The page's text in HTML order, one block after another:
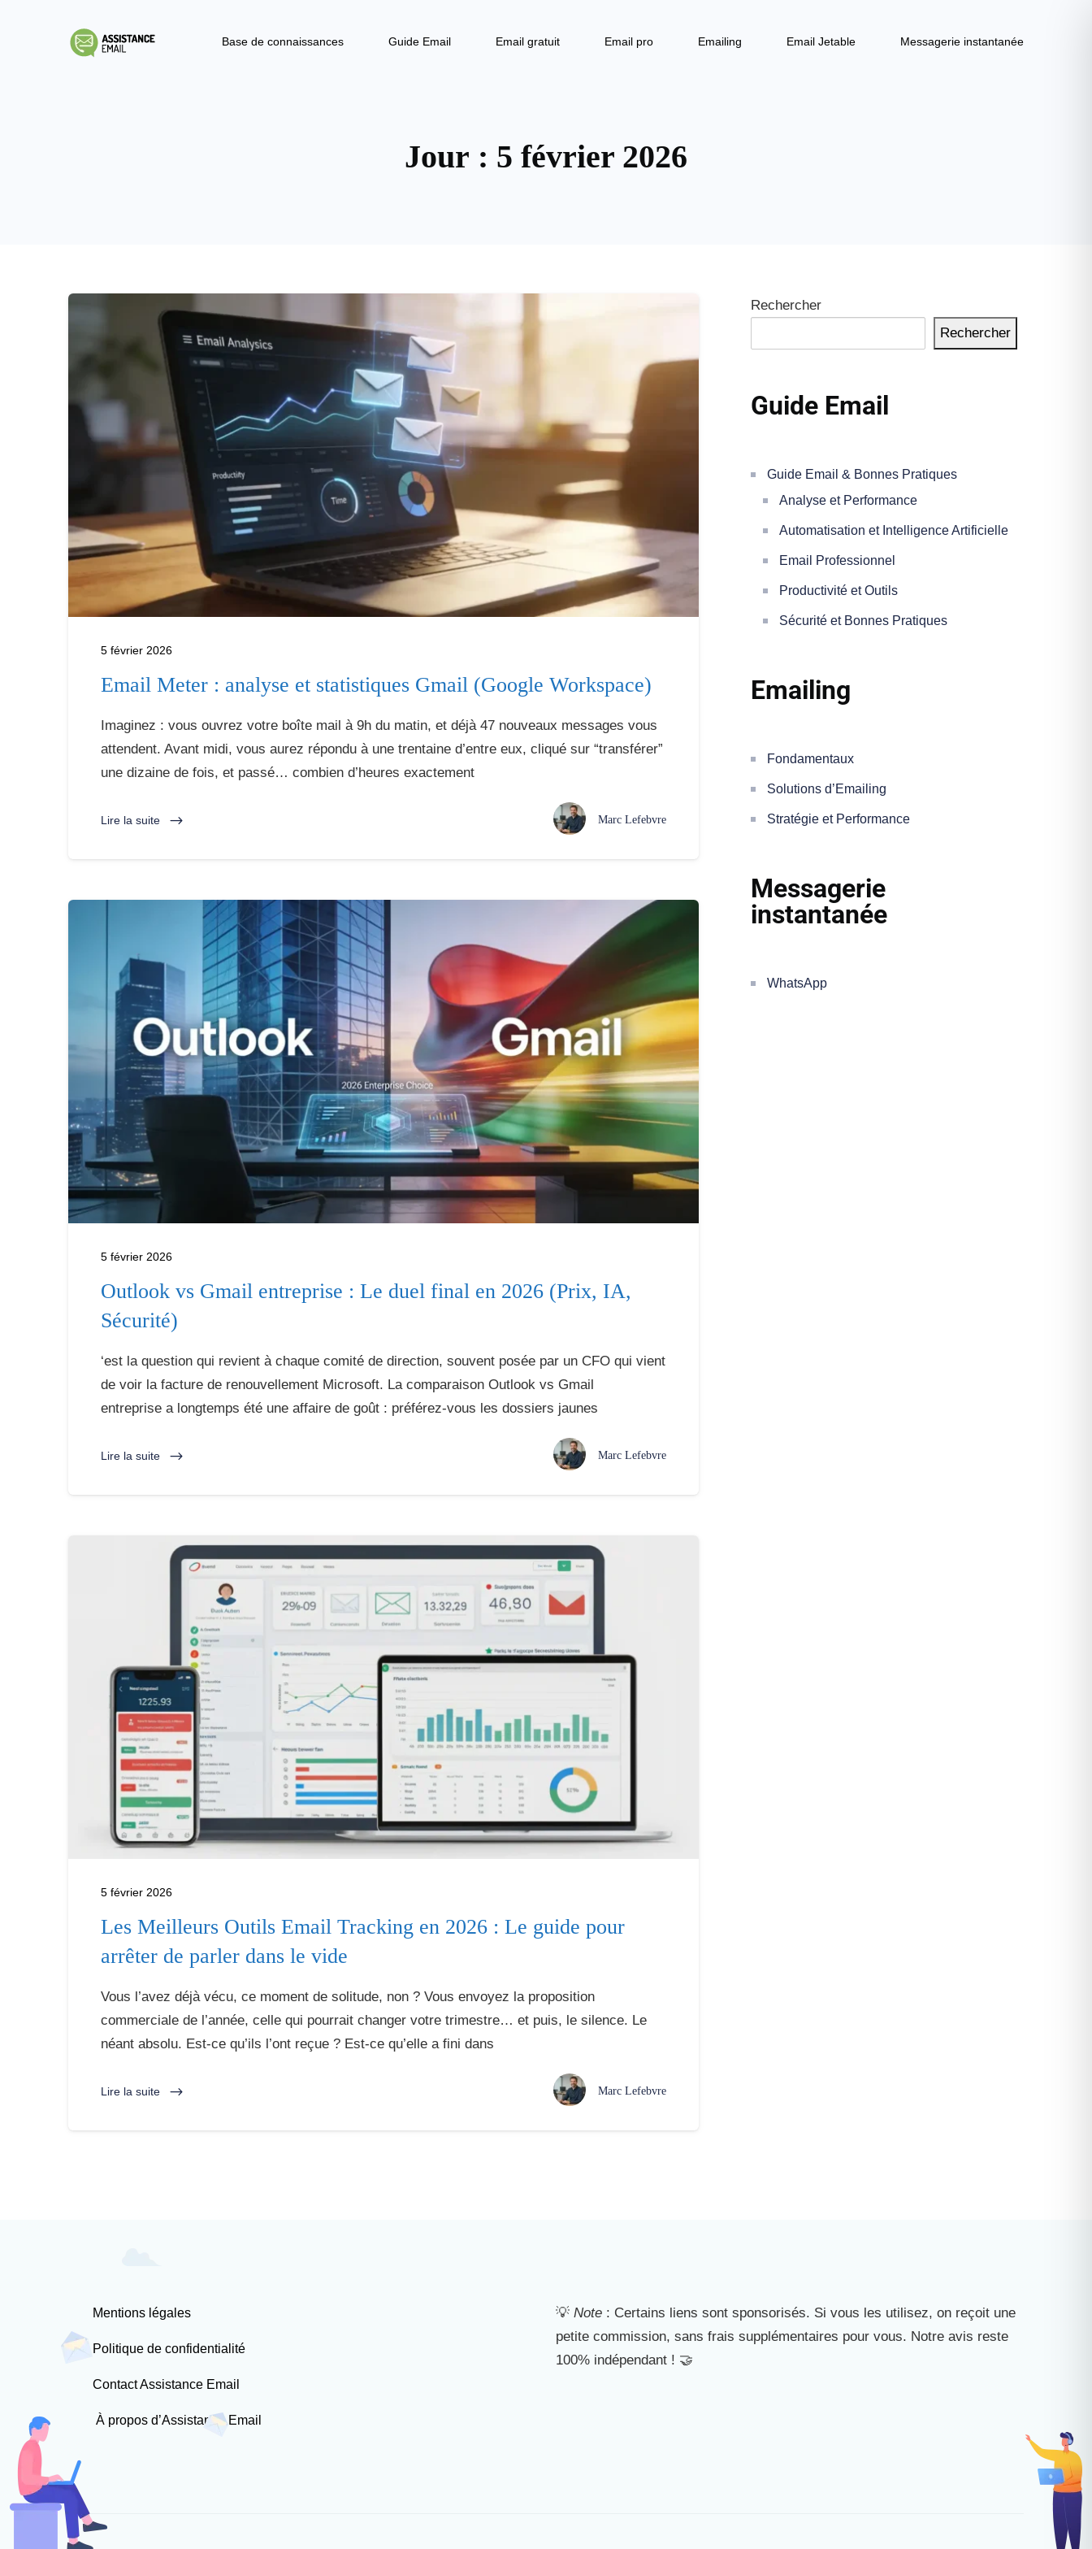
Base de connaissances Guide Email Email gratuit Email pro Emailing Email Jetable Messagerie instantanée
Jour : 5 février 2026
5 février 2026
Email Meter : analyse et statistiques Gmail (Google Workspace)
Imaginez : vous ouvrez votre boîte mail à 9h du matin, et déjà 47 nouveaux messages vous
attendent. Avant midi, vous aurez répondu à une trentaine d’entre eux, cliqué sur “transférer”
une dizaine de fois, et passé… combien d’heures exactement
Lire la suite Marc Lefebvre
5 février 2026
Outlook vs Gmail entreprise : Le duel final en 2026 (Prix, IA,
Sécurité)
‘est la question qui revient à chaque comité de direction, souvent posée par un CFO qui vient
de voir la facture de renouvellement Microsoft. La comparaison Outlook vs Gmail
entreprise a longtemps été une affaire de goût : préférez-vous les dossiers jaunes
Lire la suite Marc Lefebvre
5 février 2026
Les Meilleurs Outils Email Tracking en 2026 : Le guide pour
arrêter de parler dans le vide
Vous l’avez déjà vécu, ce moment de solitude, non ? Vous envoyez la proposition
commerciale de l’année, celle qui pourrait changer votre trimestre… et puis, le silence. Le
néant absolu. Est-ce qu’ils l’ont reçue ? Est-ce qu’elle a fini dans
Lire la suite Marc Lefebvre
Rechercher
Rechercher
Guide Email
Guide Email & Bonnes Pratiques
Analyse et Performance
Automatisation et Intelligence Artificielle
Email Professionnel
Productivité et Outils
Sécurité et Bonnes Pratiques
Emailing
Fondamentaux
Solutions d’Emailing
Stratégie et Performance
Messagerie
instantanée
WhatsApp
Mentions légales
Politique de confidentialité
Contact Assistance Email
À propos d’Assistance Email
💡 Note : Certains liens sont sponsorisés. Si vous les utilisez, on reçoit une
petite commission, sans frais supplémentaires pour vous. Notre avis reste
100% indépendant ! 🤝